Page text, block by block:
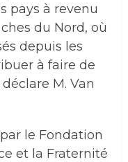
pays à revenu
du Nord, où
depuis les
à faire de
M. Van
le Fondation
et la Fraternité